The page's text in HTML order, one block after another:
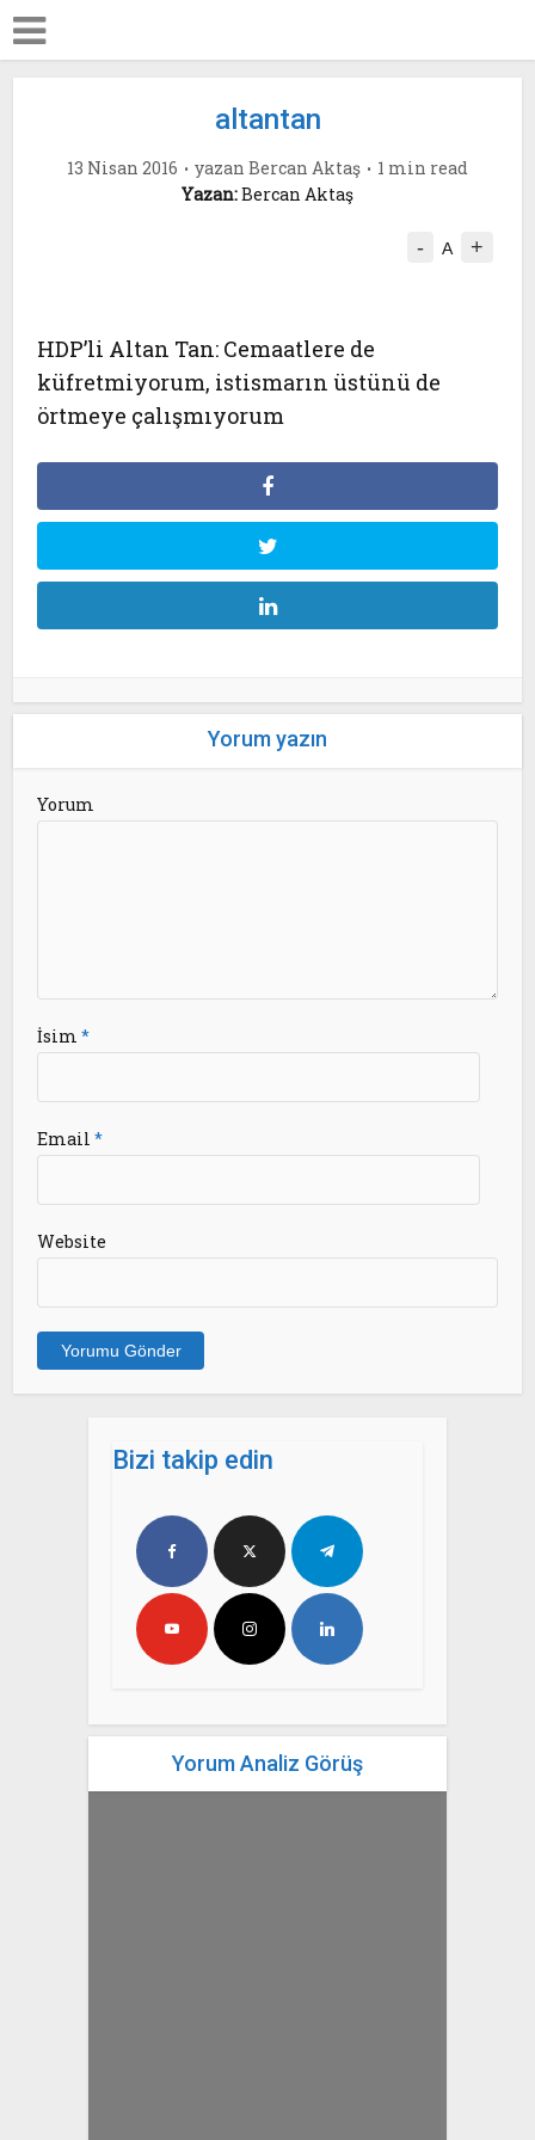
altantan
13 Nisan 2016 yazan Bercan Aktaş
1 min read
Yazan:Bercan Aktaş
- A +
HDP’li Altan Tan: Cemaatlere de
küfretmiyorum, istismarın üstünü de
örtmeye çalışmıyorum
Yorum yazın
Yorum
İsim*
Email*
Website
Bizi takip edin
Yorum Analiz Görüş